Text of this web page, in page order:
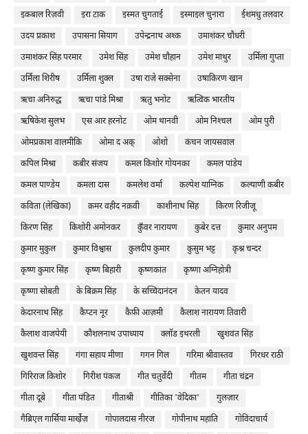
इकबाल रिज़वी
इरा टाक इस्मत चुगताई इस्माइल चुनारा
ईशमधु तलवार
उदय प्रकाश
उपासना सियाग उपेन्द्रनाथ अश्क
उमाशंकर चौधरी
उमाशंकर सिंह परमार
उमेश सिंह उमेश चौहान उमेश माथुर
उर्मिला गुप्ता
उर्मिला शिरीष
उर्मिला शुक्ल उषा राजे सक्सेना
उषाकिरण खान
ऋचा अनिरुद्ध
ऋचा पांडे मिश्रा ऋतु भनोट
ऋत्विक भारतीय
ऋषिकेश सुलभ
एस आर हरनोट ओम थानवी ओम निश्‍चल
ओम पुरी
ओमप्रकाश वालमीकि
ओमा द अक् ओशो
कंचन जायसवाल
कपिल मिश्रा
कबीर संजय कमल किशोर गोयनका
कमल पांडेय
कमल पाण्डेय
कमला दास कमलेश वर्मा कल्पेश याग्निक
कल्याणी कबीर
कविता (लेखिका)
क़मर वहीद नक़वी काशीनाथ सिंह
किरण रिजीजू
किरण सिंह
किशोरी अमोनकर कुँवर नारायण कुबेर दत्त
कुमार अनुपम
कुमार मुकुल
कुमार विश्वास कुलदीप कुमार कुसुम भट्ट
कृश्न चन्दर
कृष्ण कुमार सिंह
कृष्ण बिहारी कृष्णकांत
कृष्णा अग्निहोत्री
कृष्णा सोबती
के बिक्रम सिंह के सच्चिदानंदन
केतन यादव
केदारनाथ सिंह
कैप्टन नूर कैफ़ी आज़मी
कैलाश नारायण तिवारी
कैलाश वाजपेयी
कौशलनाथ उपाध्याय क्लॉड इथरली
खुशवंत सिंह
खुशवन्त सिंह
गंगा सहाय मीणा गगन गिल गरिमा श्रीवास्तव
गिरधर राठी
गिरिराज किशोर
गिरीश पंकज गीत चतुर्वेदी गीतम
गीता चंद्रन
गीता दूबे
गीता पंडित गीताश्री गीतिका 'वेदिका'
गुलज़ार
गैब्रिएल गार्सिया मार्खे़ज़
गोपालदास नीरज गोपीनाथ महांति
गोविंदाचार्य